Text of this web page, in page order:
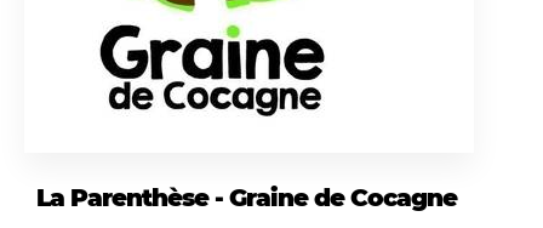
La Parenthèse - Graine de Cocagne